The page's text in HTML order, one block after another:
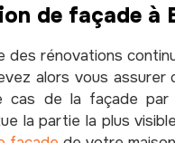
de façade à
des rénovations
alors vous
cas de la façade
la partie la plus